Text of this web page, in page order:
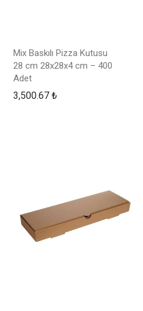
Mix Baskılı Pizza Kutusu
28 cm 28x28x4 cm – 400
Adet
3,500.67 ₺